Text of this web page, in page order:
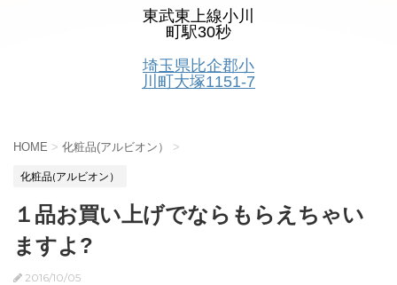
東武東上線小川
町駅30秒
埼玉県比企郡小
川町大塚1151-7
HOME > 化粧品(アルビオン） >
化粧品(アルビオン）
１品お買い上げでならもらえちゃい
ますよ?
2016/10/05